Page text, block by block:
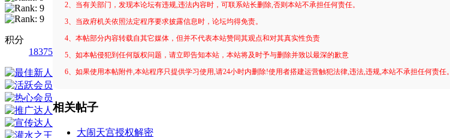
积分
18375
2、当有关部门，发现本论坛有违规,违法内容时，可联系站长删除,否则本站不承担任何责任。
3、当政府机关依照法定程序要求披露信息时，论坛均得免责。
4、本帖部分内容转载自其它媒体，但并不代表本站赞同其观点和对其真实性负责
5、如本帖侵犯到任何版权问题，请立即告知本站，本站将及时予与删除并致以最深的歉意
6、如果使用本帖附件,本站程序只提供学习使用,请24小时内删除!使用者搭建运营触犯法律,违法,违规,本站不承担任何责任。
相关帖子
大闹天宫授权解密